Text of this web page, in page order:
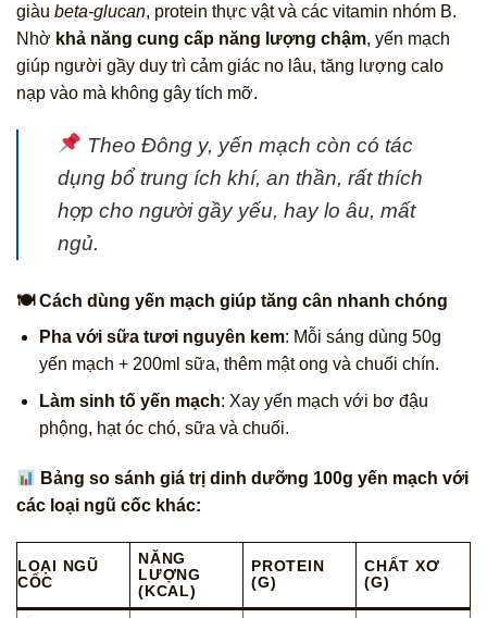
giàu beta-glucan, protein thực vật và các vitamin nhóm B.
Nhờ khả năng cung cấp năng lượng chậm, yến mạch
giúp người gầy duy trì cảm giác no lâu, tăng lượng calo
nạp vào mà không gây tích mỡ.
Theo Đông y, yến mạch còn có tác
dụng bổ trung ích khí, an thần, rất thích
hợp cho người gầy yếu, hay lo âu, mất
ngủ.
🍽 Cách dùng yến mạch giúp tăng cân nhanh chóng
Pha với sữa tươi nguyên kem: Mỗi sáng dùng 50g
yến mạch + 200ml sữa, thêm mật ong và chuối chín.
Làm sinh tố yến mạch: Xay yến mạch với bơ đậu
phộng, hạt óc chó, sữa và chuối.
Bảng so sánh giá trị dinh dưỡng 100g yến mạch với
các loại ngũ cốc khác:
LOẠI NGŨ
CỐC
NĂNG
LƯỢNG
(KCAL)
PROTEIN
(G)
CHẤT XƠ
(G)